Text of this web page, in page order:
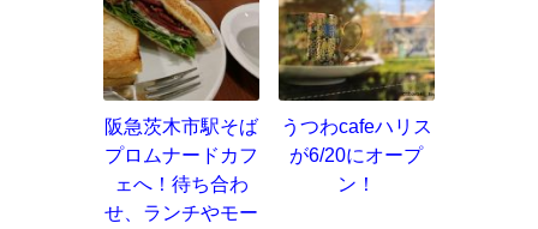
阪急茨木市駅そば
プロムナードカフ
ェへ！待ち合わ
せ、ランチやモー
うつわcafeハリス
が6/20にオープ
ン！